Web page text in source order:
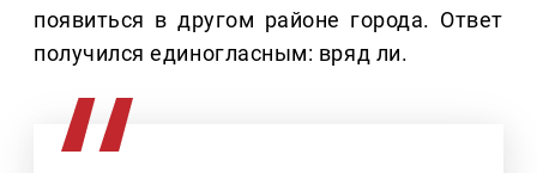
появиться в другом районе города. Ответ
получился единогласным: вряд ли.